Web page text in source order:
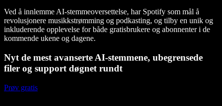
Ved å innlemme AI-stemmeoversettelse, har Spotify som mål å
revolusjonere musikkstrømming og podkasting, og tilby en unik og
inkluderende opplevelse for både gratisbrukere og abonnenter i de
kommende ukene og dagene.
Nyt de mest avanserte AI-stemmene, ubegrensede
filer og support døgnet rundt
Prøv gratis